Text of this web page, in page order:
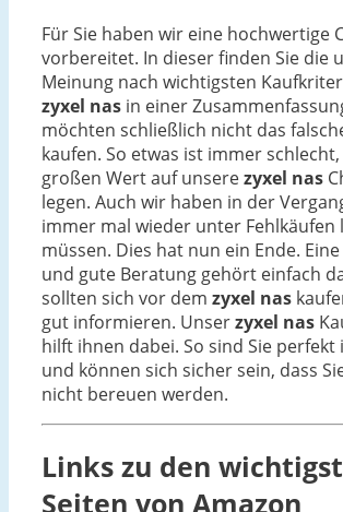
Für Sie haben wir eine hochwertige
vorbereitet. In dieser finden Sie die
Meinung nach wichtigsten
zyxel nas in einer
möchten schließlich nicht das
kaufen. So etwas ist immer
großen Wert auf unserezyxel nas
legen. Auch wir haben in der
immer mal wieder unter Fehlkäufen
müssen. Dies hat nun ein Ende.
und gute Beratung gehört einfach
sollten sich vor dem zyxel nas
gut informieren. Unserzyxel nas
hilft ihnen dabei. So sind Sie
und können sich sicher sein, dass
nicht bereuen werden.
Links zu den
Seiten von Amazon